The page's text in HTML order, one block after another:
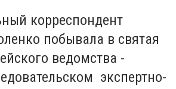
корреспондент
побывала в святая
ведомства -
экспертно-